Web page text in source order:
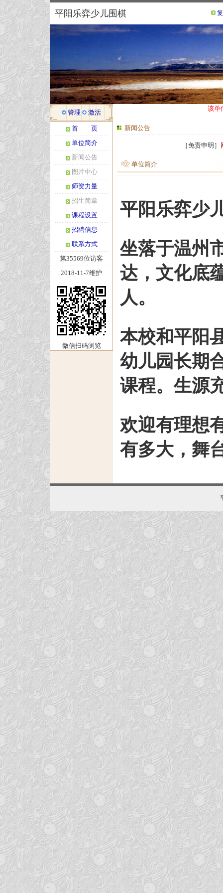
平阳乐弈少儿围棋
管理 激活
首 页
单位简介
新闻公告
图片中心
师资力量
招生简章
课程设置
招聘信息
联系方式
第35569位访客
2018-11-7维护
微信扫码浏览
该单
新闻公告
［免责申明］
单位简介
平阳乐弈少
坐落于温州
达，文化底
人。
本校和平阳
幼儿园长期
课程。生源
欢迎有理想
有多大，舞